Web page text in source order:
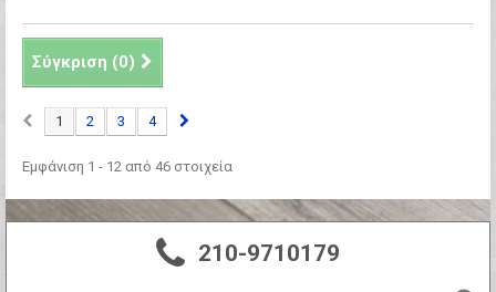
Σύγκριση (0)
1 2 3 4
Εμφάνιση 1 - 12 από 46 στοιχεία
210-9710179